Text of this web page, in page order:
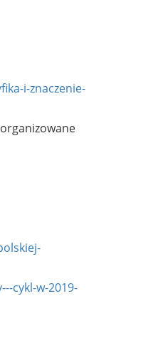
i-znaczenie-
cykl-w-2019-